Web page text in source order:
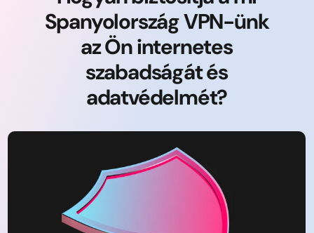
Spanyolország VPN-ünk
az Ön internetes
szabadságát és
adatvédelmét?